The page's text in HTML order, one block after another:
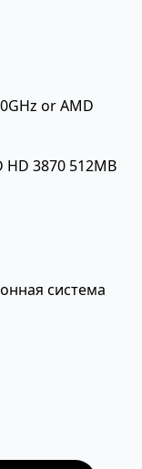
or AMD
HD 3870 512MB
система